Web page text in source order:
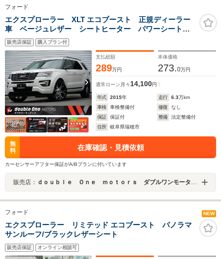
フォード
エクスプローラー XLT エコブースト 正規ディーラー
車 ベージュレザー シートヒーター パワーシート
左H MYRTLE BULLHORN22インチAW 3列シート 7
人乗 プッシュスタート ETC サイドカメラ バック
カメラ
販売店保証 購入プラン付
支払総額
289万円
本体価格
273.0万円
通常ローン 月々 14,100円
年式 2015年 走行 6.3万km
車検
車検整備付 修復
なし
保証
保証付 整備
法定整備付
住所
岐阜県瑞穂市
無
料
在庫確認・見積依頼
カーセンサーアフター保証がA/Bプランに付いています
販売店： ｄｏｕｂｌｅ Ｏｎｅ ｍｏｔｏｒｓ ダブルワンモータース
フォード NEW
エクスプローラー リミテッド エコブースト パノラマ
サンルーフ/ブラックレザーシート
販売店保証 オンライン相談可